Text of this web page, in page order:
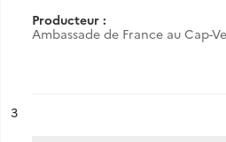
Producteur :
Ambassade de France au Cap-
n°
3